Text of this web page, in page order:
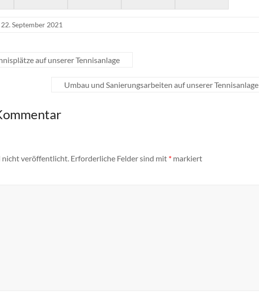
22. September 2021
auf unserer Tennisanlage
Umbau und Sanierungsarbeiten auf unserer Tennisanlage
nicht veröffentlicht. Erforderliche Felder sind mit * markiert